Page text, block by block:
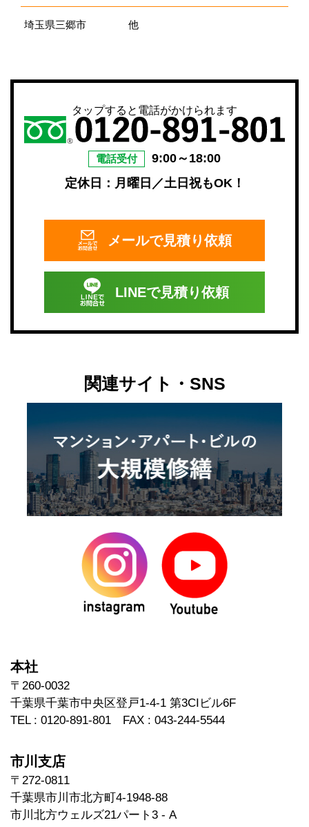
埼玉県三郷市 他
タップすると電話がかけられます
電話受付
9:00～18:00
定休日：月曜日／土日祝もOK！
メールで見積り依頼
LINEで見積り依頼
関連サイト・SNS
本社
〒260-0032
千葉県千葉市中央区登戸1-4-1 第3CIビル6F
TEL : 0120-891-801 FAX : 043-244-5544
市川支店
〒272-0811
千葉県市川市北方町4-1948-88
市川北方ウェルズ21パート3 - A